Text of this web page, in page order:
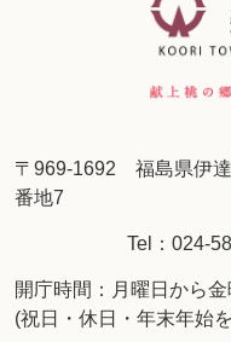
〒969-1692 福島県伊
番地7
Tel：024-
開庁時間：月曜日から
(祝日・休日・年末年始